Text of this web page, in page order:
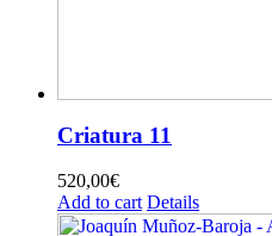
Criatura 11
520,00€
Add to cart Details